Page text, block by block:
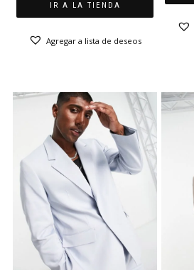
IR A LA TIENDA
Agregar a lista de deseos